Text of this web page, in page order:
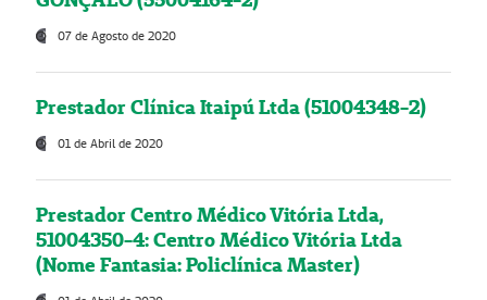
07 de Agosto de 2020
Prestador Clínica Itaipú Ltda (51004348-2)
01 de Abril de 2020
Prestador Centro Médico Vitória Ltda,
51004350-4: Centro Médico Vitória Ltda
(Nome Fantasia: Policlínica Master)